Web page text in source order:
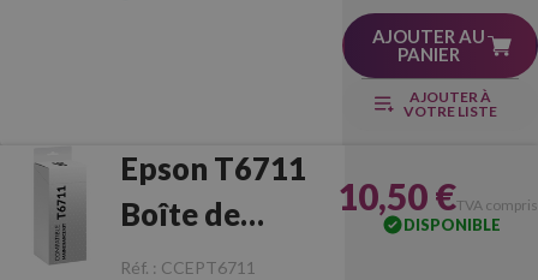
AJOUTER AU
PANIER
AJOUTER À
VOTRE LISTE
Epson T6711
Boîte de
Maintenance
Réf. : CCEPT6711
10,50 €TVA
DISPONIBLE